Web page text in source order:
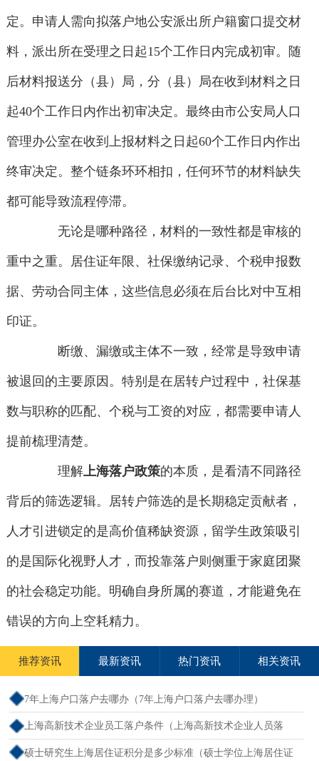
定。申请人需向拟落户地公安派出所户籍窗口提交材
料，派出所在受理之日起15个工作日内完成初审。随
后材料报送分（县）局，分（县）局在收到材料之日
起40个工作日内作出初审决定。最终由市公安局人口
管理办公室在收到上报材料之日起60个工作日内作出
终审决定。整个链条环环相扣，任何环节的材料缺失
都可能导致流程停滞。
无论是哪种路径，材料的一致性都是审核的
重中之重。居住证年限、社保缴纳记录、个税申报数
据、劳动合同主体，这些信息必须在后台比对中互相
印证。
断缴、漏缴或主体不一致，经常是导致申请
被退回的主要原因。特别是在居转户过程中，社保基
数与职称的匹配、个税与工资的对应，都需要申请人
提前梳理清楚。
理解上海落户政策的本质，是看清不同路径
背后的筛选逻辑。居转户筛选的是长期稳定贡献者，
人才引进锁定的是高价值稀缺资源，留学生政策吸引
的是国际化视野人才，而投靠落户则侧重于家庭团聚
的社会稳定功能。明确自身所属的赛道，才能避免在
错误的方向上空耗精力。
推荐资讯 最新资讯 热门资讯 相关资讯
7年上海户口落户去哪办（7年上海户口落户去哪办理）
上海高新技术企业员工落户条件（上海高新技术企业人员落
户）
硕士研究生上海居住证积分是多少标准（硕士学位上海居住证